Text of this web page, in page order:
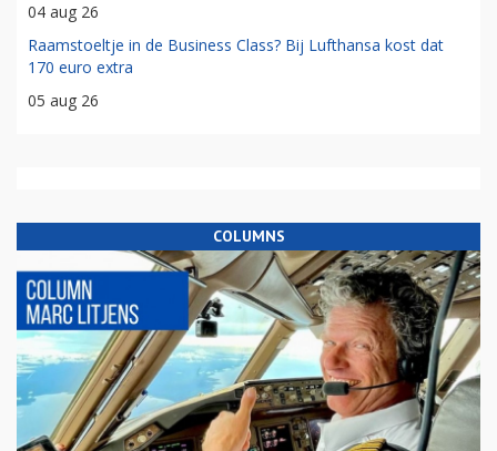
04 aug 26
Raamstoeltje in de Business Class? Bij Lufthansa kost dat
170 euro extra
05 aug 26
COLUMNS